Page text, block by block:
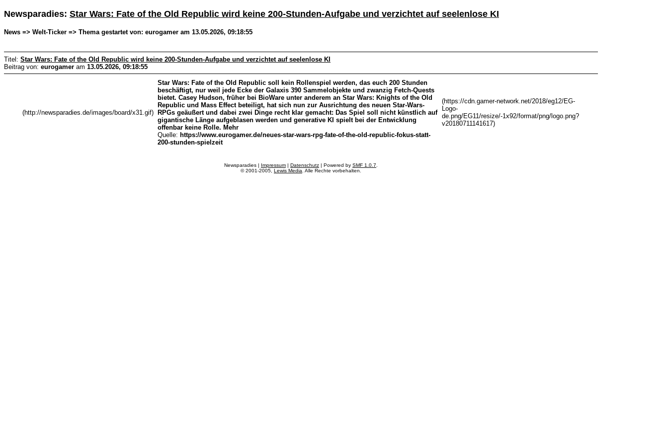
Newsparadies: Star Wars: Fate of the Old Republic wird keine 200-Stunden-Aufgabe und verzichtet auf seelenlose KI
News => Welt-Ticker => Thema gestartet von: eurogamer am 13.05.2026, 09:18:55
Titel: Star Wars: Fate of the Old Republic wird keine 200-Stunden-Aufgabe und verzichtet auf seelenlose KI
Beitrag von: eurogamer am 13.05.2026, 09:18:55
(http://newsparadies.de/images/board/x31.gif)
Star Wars: Fate of the Old Republic soll kein Rollenspiel werden, das euch 200 Stunden
beschäftigt, nur weil jede Ecke der Galaxis 390 Sammelobjekte und zwanzig Fetch-Quests
bietet. Casey Hudson, früher bei BioWare unter anderem an Star Wars: Knights of the Old
Republic und Mass Effect beteiligt, hat sich nun zur Ausrichtung des neuen Star-Wars-
RPGs geäußert und dabei zwei Dinge recht klar gemacht: Das Spiel soll nicht künstlich auf
gigantische Länge aufgeblasen werden und generative KI spielt bei der Entwicklung
offenbar keine Rolle. Mehr
Quelle: https://www.eurogamer.de/neues-star-wars-rpg-fate-of-the-old-republic-fokus-statt-
200-stunden-spielzeit
(https://cdn.gamer-network.net/2018/eg12/EG-
Logo-
de.png/EG11/resize/-1x92/format/png/logo.png?
v20180711141617)
Newsparadies | Impressum | Datenschutz | Powered by SMF 1.0.7
© 2001-2005, Lewis Media . Alle Rechte vorbehalten.